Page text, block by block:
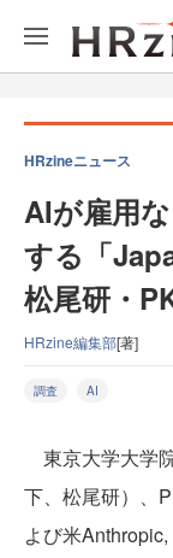
HRzineニュース
AIが雇用
する「
松尾研・
HRzine編集部[著]
調査 AI
東京大学大学
下、松尾研）、
よび米